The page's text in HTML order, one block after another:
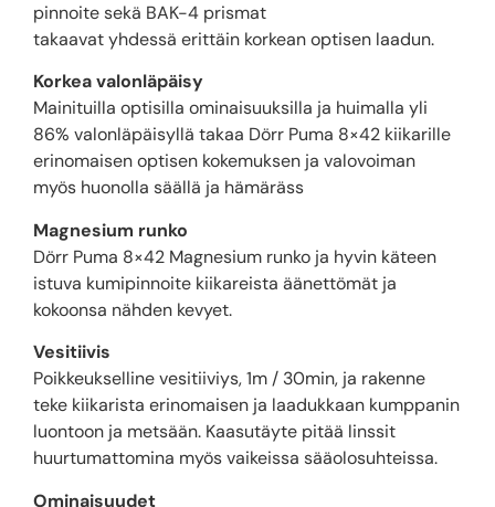
pinnoite sekä BAK-4 prismat
takaavat yhdessä erittäin korkean optisen laadun.
Korkea valonläpäisy
Mainituilla optisilla ominaisuuksilla ja huimalla yli
86% valonläpäisyllä takaa Dörr Puma 8×42 kiikarille
erinomaisen optisen kokemuksen ja valovoiman
myös huonolla säällä ja hämäräss
Magnesium runko
Dörr Puma 8×42 Magnesium runko ja hyvin käteen
istuva kumipinnoite kiikareista äänettömät ja
kokoonsa nähden kevyet.
Vesitiivis
Poikkeukselline vesitiiviys, 1m / 30min, ja rakenne
teke kiikarista erinomaisen ja laadukkaan kumppanin
luontoon ja metsään. Kaasutäyte pitää linssit
huurtumattomina myös vaikeissa sääolosuhteissa.
Ominaisuudet